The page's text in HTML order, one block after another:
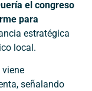
el congreso
para
estratégica
local.
señalando